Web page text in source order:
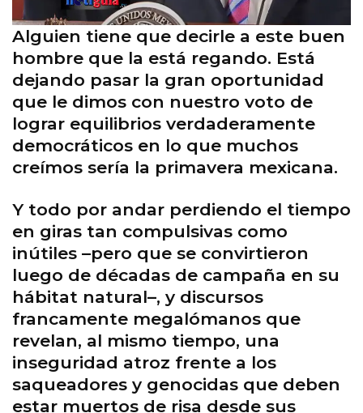
Alguien tiene que decirle a este buen
hombre que la está regando. Está
dejando pasar la gran oportunidad
que le dimos con nuestro voto de
lograr equilibrios verdaderamente
democráticos en lo que muchos
creímos sería la primavera mexicana.
Y todo por andar perdiendo el tiempo
en giras tan compulsivas como
inútiles –pero que se convirtieron
luego de décadas de campaña en su
hábitat natural–, y discursos
francamente megalómanos que
revelan, al mismo tiempo, una
inseguridad atroz frente a los
saqueadores y genocidas que deben
estar muertos de risa desde sus